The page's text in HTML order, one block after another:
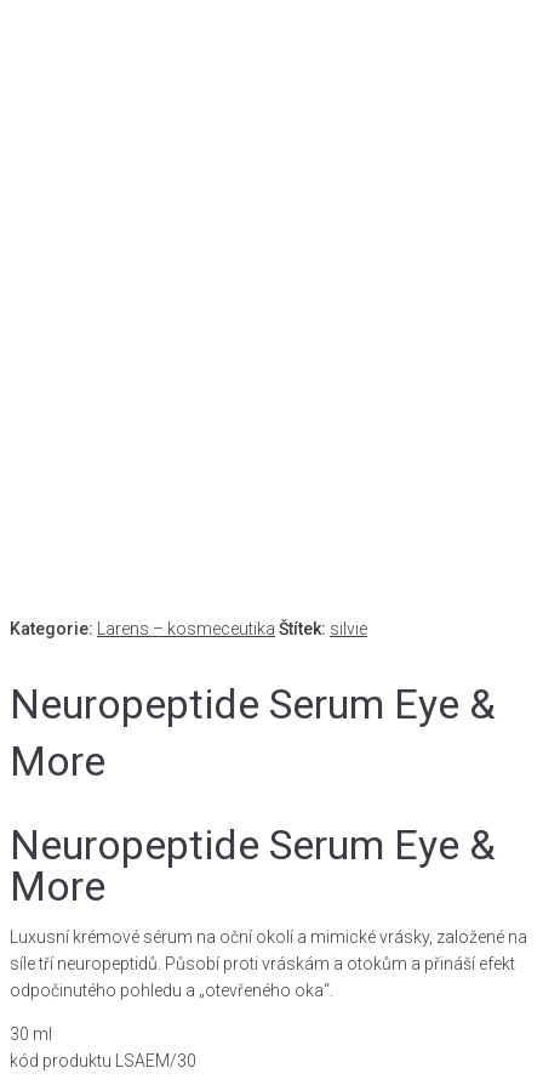
Kategorie: Larens – kosmeceutika Štítek: silvie
Neuropeptide Serum Eye &
More
Neuropeptide Serum Eye &
More
Luxusní krémové sérum na oční okolí a mimické vrásky, založené na
síle tří neuropeptidů. Působí proti vráskám a otokům a přináší efekt
odpočinutého pohledu a „otevřeného oka“.
30 ml
kód produktu LSAEM/30